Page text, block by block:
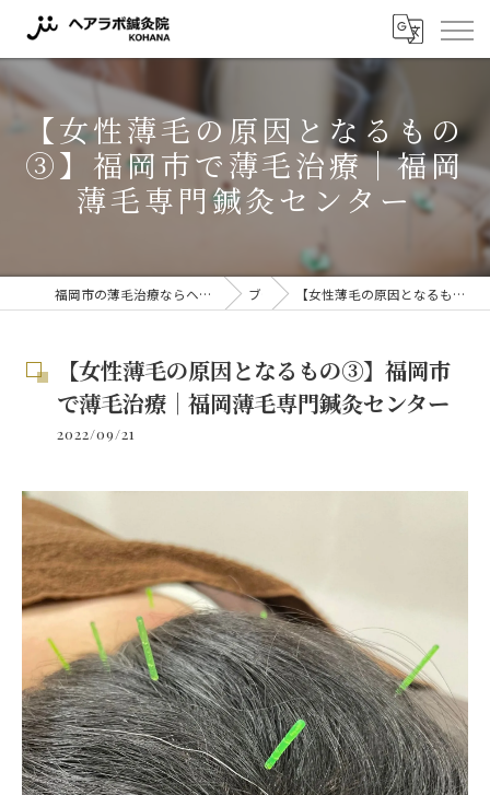
【女性薄毛の原因となるもの
③】福岡市で薄毛治療｜福岡
薄毛専門鍼灸センター
福岡市の薄毛治療ならヘアラボ鍼灸院 KOHANA 〜薬に頼らない薄毛対策〜 ブログ 【女性薄毛の原因となるもの③】福岡市で薄毛治療｜福岡薄毛専門鍼灸センター
【女性薄毛の原因となるもの③】福岡市
で薄毛治療｜福岡薄毛専門鍼灸センター
2022/09/21